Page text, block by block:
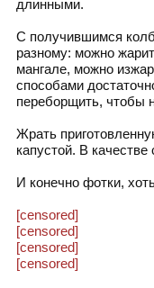
длинными.
С получившимся
разному: можно
мангале, можно
способами
переборщить, чтобы
Жрать
капустой. В качестве
И конечно фотки,
[censored]
[censored]
[censored]
[censored]